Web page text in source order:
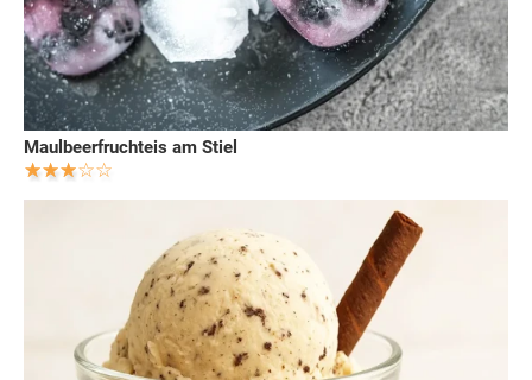
Maulbeerfruchteis am Stiel